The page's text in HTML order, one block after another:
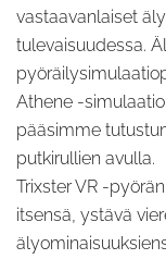
vastaavanlaiset
tulevaisuudessa.
Athene -
pääsimme
putkirullien avulla.
Trixster VR -
itsensä, ystävä